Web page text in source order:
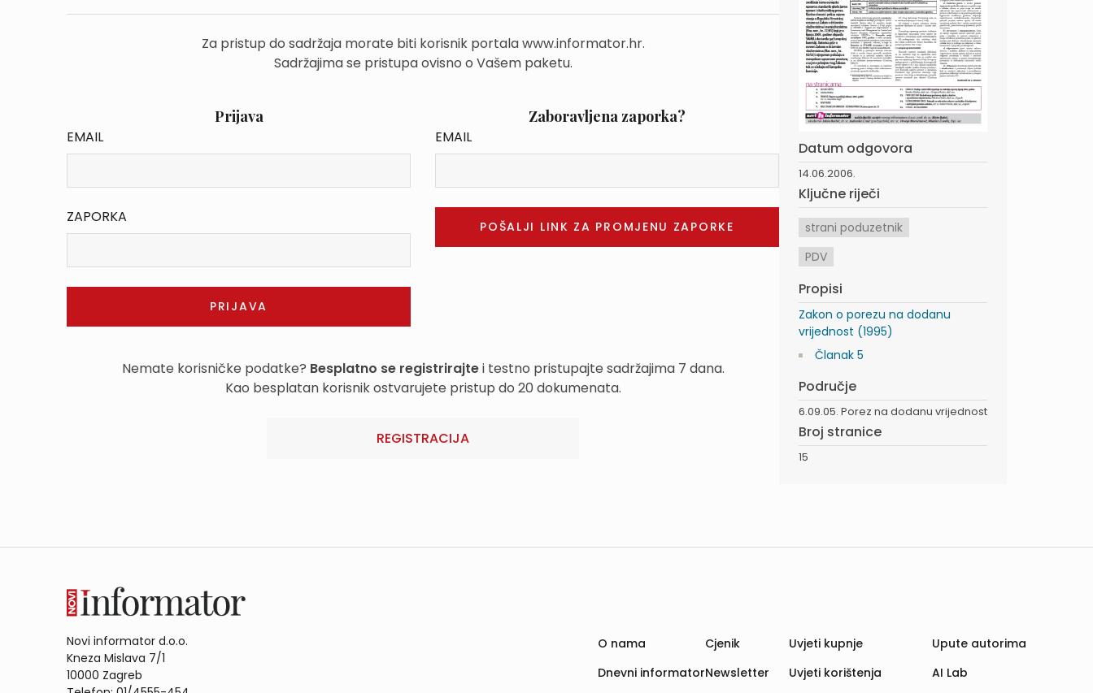
Za pristup do sadržaja morate biti korisnik portala www.informator.hr.
Sadržajima se pristupa ovisno o Vašem paketu.
Prijava
EMAIL
ZAPORKA
Zaboravljena zaporka?
EMAIL
Nemate korisničke podatke? Besplatno se registrirajtei testno pristupajte sadržajima 7 dana.
Kao besplatan korisnik ostvarujete pristup do 20 dokumenata.
REGISTRACIJA
Datum odgovora
14.06.2006.
Ključne riječi
strani poduzetnik
PDV
Propisi
Zakon o porezu na dodanu
vrijednost (1995)
Članak 5
Područje
6.09.05. Porez na dodanu vrijednost
Broj stranice
15
Novi informator d.o.o.
Kneza Mislava 7/1
10000 Zagreb
O nama
Dnevni informator
Cjenik
Newsletter
Uvjeti kupnje
Uvjeti korištenja
Upute autorima
AI Lab